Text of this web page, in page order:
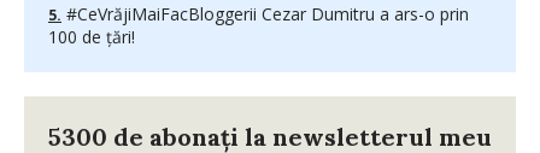
#CeVrăjiMaiFacBloggerii Cezar Dumitru a ars-o prin
100 de ţări!
5300 de abonați la newsletterul meu